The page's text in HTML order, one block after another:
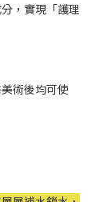
，實現「護理
術後均可使